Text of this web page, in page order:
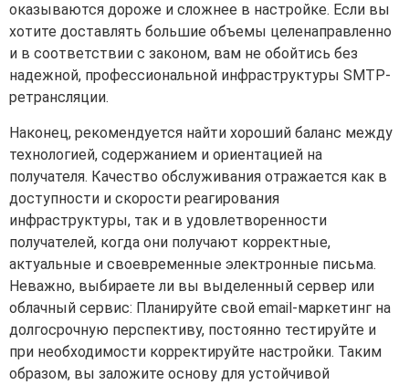
оказываются дороже и сложнее в настройке. Если вы
хотите доставлять большие объемы целенаправленно
и в соответствии с законом, вам не обойтись без
надежной, профессиональной инфраструктуры SMTP-
ретрансляции.
Наконец, рекомендуется найти хороший баланс между
технологией, содержанием и ориентацией на
получателя. Качество обслуживания отражается как в
доступности и скорости реагирования
инфраструктуры, так и в удовлетворенности
получателей, когда они получают корректные,
актуальные и своевременные электронные письма.
Неважно, выбираете ли вы выделенный сервер или
облачный сервис: Планируйте свой email-маркетинг на
долгосрочную перспективу, постоянно тестируйте и
при необходимости корректируйте настройки. Таким
образом, вы заложите основу для устойчивой